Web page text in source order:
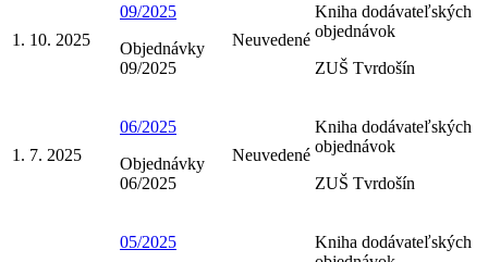
1. 10. 2025
09/2025
Objednávky
09/2025
Neuvedené
Kniha dodávateľských
objednávok
ZUŠ Tvrdošín
1. 7. 2025
06/2025
Objednávky
06/2025
Neuvedené
Kniha dodávateľských
objednávok
ZUŠ Tvrdošín
05/2025
Kniha dodávateľských